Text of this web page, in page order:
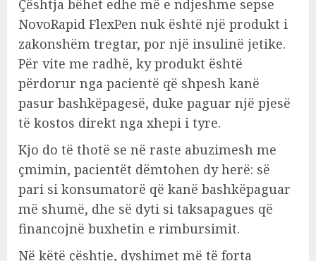
Çështja bëhet edhe më e ndjeshme sepse
NovoRapid FlexPen nuk është një produkt i
zakonshëm tregtar, por një insulinë jetike.
Për vite me radhë, ky produkt është
përdorur nga pacientë që shpesh kanë
pasur bashkëpagesë, duke paguar një pjesë
të kostos direkt nga xhepi i tyre.
Kjo do të thotë se në raste abuzimesh me
çmimin, pacientët dëmtohen dy herë: së
pari si konsumatorë që kanë bashkëpaguar
më shumë, dhe së dyti si taksapagues që
financojnë buxhetin e rimbursimit.
Në këtë çështje, dyshimet më të forta